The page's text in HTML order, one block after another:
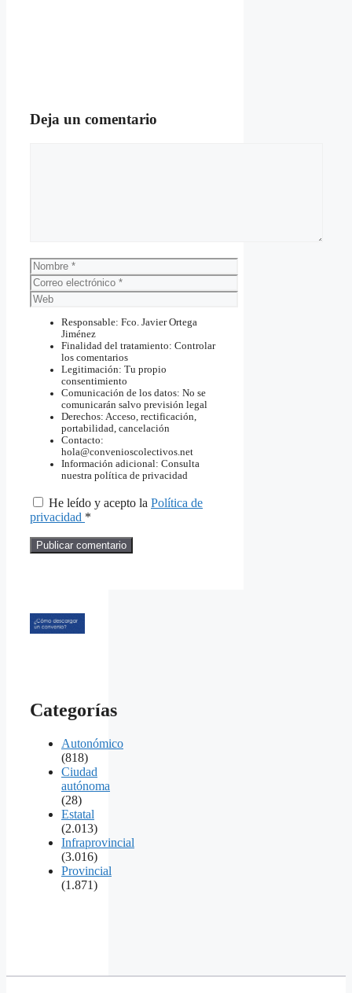
Deja un comentario
Nombre
Correo
electrónico
Web
Responsable: Fco. Javier Ortega
Jiménez
Finalidad del tratamiento: Controlar
los comentarios
Legitimación: Tu propio
consentimiento
Comunicación de los datos: No se
comunicarán salvo previsión legal
Derechos: Acceso, rectificación,
portabilidad, cancelación
Contacto:
hola@convenioscolectivos.net
Información adicional: Consulta
nuestra política de privacidad
He leído y acepto la Política de
privacidad *
Categorías
Autonómico
(818)
Ciudad
autónoma
(28)
Estatal
(2.013)
Infraprovincial
(3.016)
Provincial
(1.871)